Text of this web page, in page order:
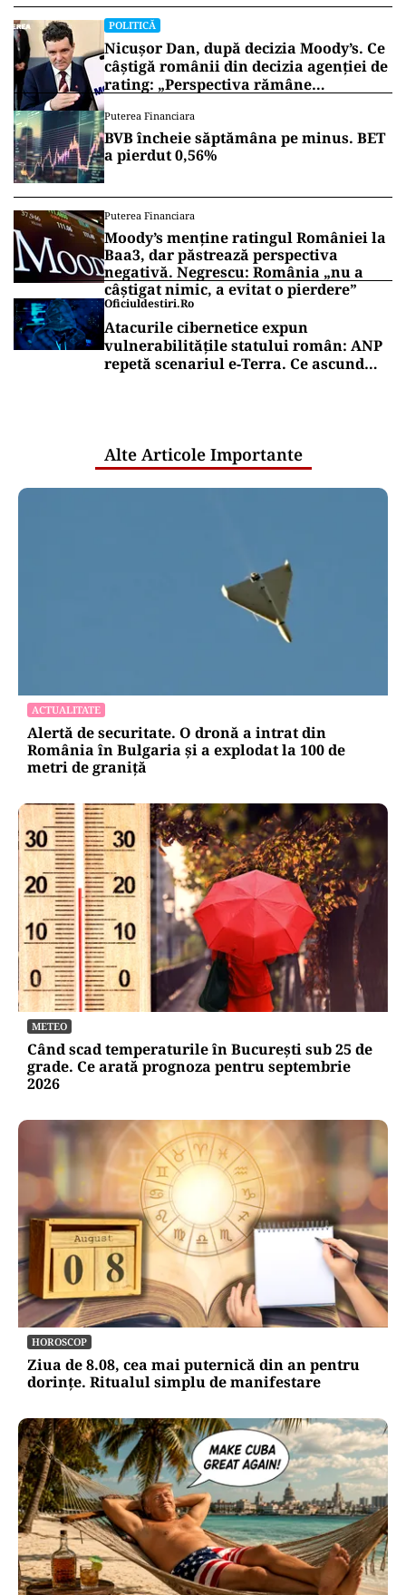
POLITICĂ
Nicușor Dan, după decizia Moody’s. Ce
câștigă românii din decizia agenției de
rating: „Perspectiva rămâne
Puterea Financiara
BVB încheie săptămâna pe minus. BET
a pierdut 0,56%
Puterea Financiara
Moody’s menține ratingul României la
Baa3, dar păstrează perspectiva
negativă. Negrescu: România „nu a
câștigat nimic, a evitat o pierdere”
Oficiuldestiri.ro
Atacurile cibernetice expun
vulnerabilitățile statului român: ANP
repetă scenariul e‑Terra. Ce ascund
Alte Articole Importante
ACTUALITATE
Alertă de securitate. O dronă a intrat din
România în Bulgaria şi a explodat la 100 de
metri de graniţă
METEO
Când scad temperaturile în București sub 25 de
grade. Ce arată prognoza pentru septembrie
2026
HOROSCOP
Ziua de 8.08, cea mai puternică din an pentru
dorințe. Ritualul simplu de manifestare